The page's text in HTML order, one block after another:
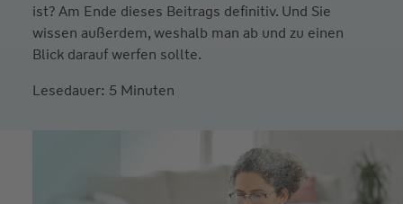
ist? Am Ende dieses Beitrags definitiv. Und Sie
wissen außerdem, weshalb man ab und zu einen
Blick darauf werfen sollte.
Lesedauer: 5 Minuten